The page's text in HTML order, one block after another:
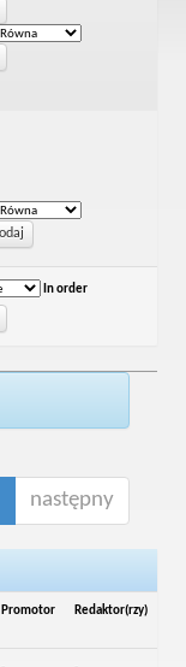
In order
następny
Promotor Redaktor(rzy)